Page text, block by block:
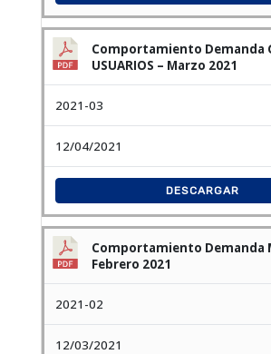
Comportamiento Demanda
USUARIOS – Marzo 2021
2021-03
12/04/2021
DESCARGAR
Comportamiento Demanda
Febrero 2021
2021-02
12/03/2021